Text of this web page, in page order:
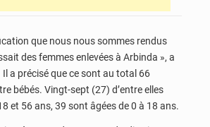
que nous nous sommes rendus
des femmes enlevées à Arbinda », a
a précisé que ce sont au total 66
bébés. Vingt-sept (27) d’entre elles
et 56 ans, 39 sont âgées de 0 à 18 ans.